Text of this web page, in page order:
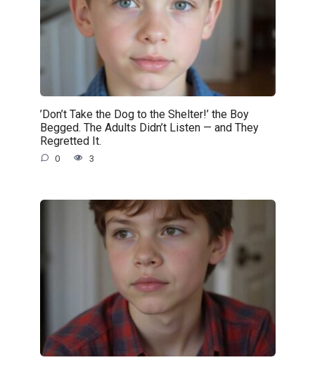
’Don’t Take the Dog to the Shelter!’ the Boy
Begged. The Adults Didn’t Listen — and They
Regretted It.
0 3